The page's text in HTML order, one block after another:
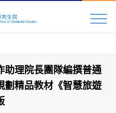
助理院長團隊編撰普通
劃精品教材《智慧旅遊